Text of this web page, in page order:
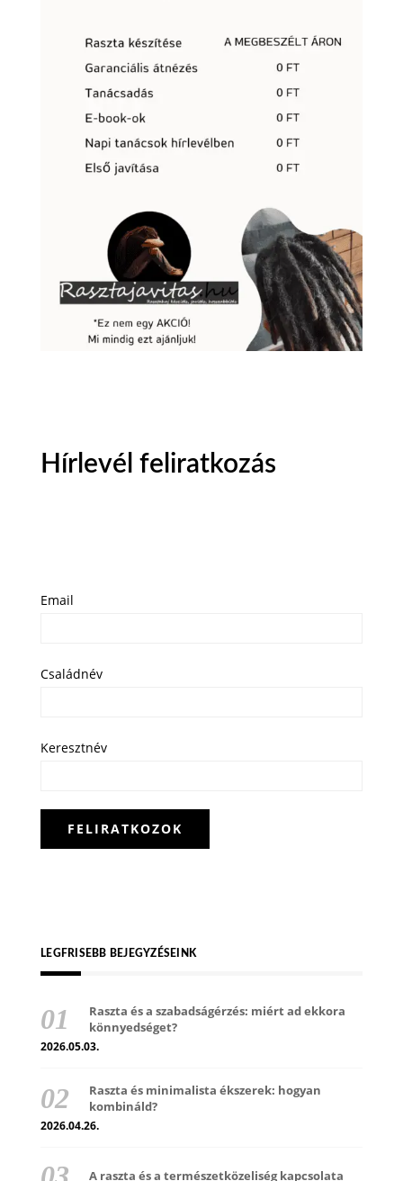
Hírlevél feliratkozás
Email
Családnév
Keresztnév
LEGFRISEBB BEJEGYZÉSEINK
Raszta és a szabadságérzés: miért ad ekkora
könnyedséget?
2026.05.03.
Raszta és minimalista ékszerek: hogyan
kombináld?
2026.04.26.
A raszta és a természetközeliség kapcsolata